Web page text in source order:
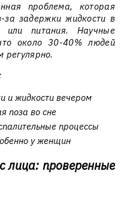
проблема, которая
за задержки жидкости в
или питания. Научные
около 30-40% людей
регулярно.
и жидкости вечером
поза во сне
процессы
у женщин
лица: проверенные